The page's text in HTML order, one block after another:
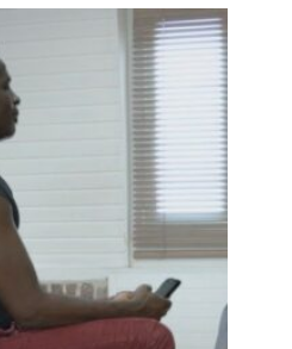
shirt qui soulage
qui se porte sous les
améliorer la